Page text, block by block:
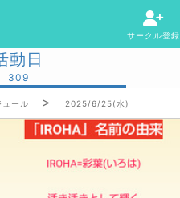
サークル登録
動日
309
ュール 2025/6/25(水)